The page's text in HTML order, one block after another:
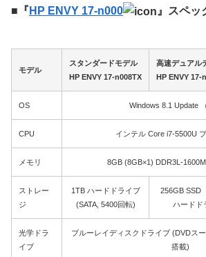
■『 HP ENVY 17-n000 』スペッ
モデル
スタンダードモデル
HP ENVY 17-n008TX
高速デュアル
HP ENVY 17-
OS Windows 8.1 Update （
CPU インテル Core i7-5500U
メモリ 8GB (8GB×1) DDR3L-
ストレー
ジ
1TB ハードドライブ
(SATA, 5400回転)
256GB SSD
ハードド
光学ドラ
イブ
ブルーレイディスクドライブ (DVDス
搭載)